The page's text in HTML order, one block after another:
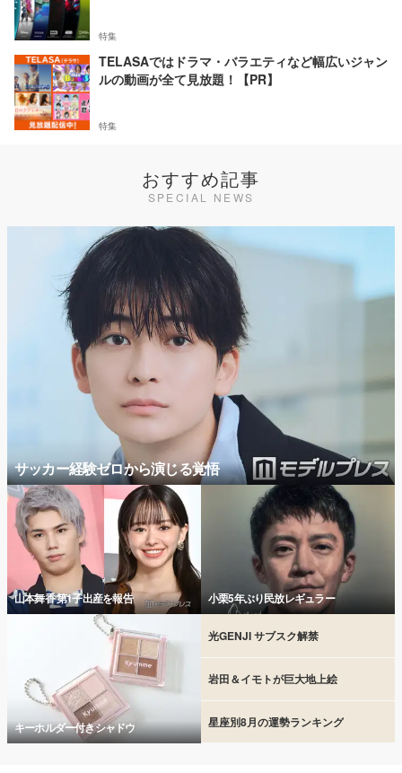
特集
TELASAではドラマ・バラエティなど幅広いジャン
ルの動画が全て見放題！【PR】
特集
おすすめ記事
SPECIAL NEWS
サッカー経験ゼロから演じる覚悟
山本舞香 第1子出産を報告 小栗5年ぶり民放レギュラー
キーホルダー付きシャドウ
光GENJI サブスク解禁
岩田＆イモトが巨大地上絵
星座別8月の運勢ランキング